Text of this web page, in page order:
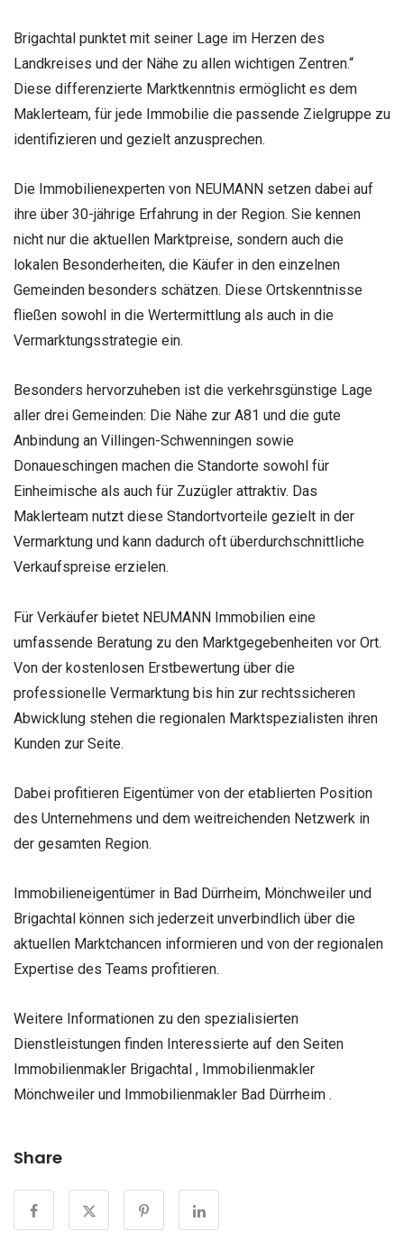
Brigachtal punktet mit seiner Lage im Herzen des
Landkreises und der Nähe zu allen wichtigen Zentren.“
Diese differenzierte Marktkenntnis ermöglicht es dem
Maklerteam, für jede Immobilie die passende Zielgruppe zu
identifizieren und gezielt anzusprechen.
Die Immobilienexperten von NEUMANN setzen dabei auf
ihre über 30-jährige Erfahrung in der Region. Sie kennen
nicht nur die aktuellen Marktpreise, sondern auch die
lokalen Besonderheiten, die Käufer in den einzelnen
Gemeinden besonders schätzen. Diese Ortskenntnisse
fließen sowohl in die Wertermittlung als auch in die
Vermarktungsstrategie ein.
Besonders hervorzuheben ist die verkehrsgünstige Lage
aller drei Gemeinden: Die Nähe zur A81 und die gute
Anbindung an Villingen-Schwenningen sowie
Donaueschingen machen die Standorte sowohl für
Einheimische als auch für Zuzügler attraktiv. Das
Maklerteam nutzt diese Standortvorteile gezielt in der
Vermarktung und kann dadurch oft überdurchschnittliche
Verkaufspreise erzielen.
Für Verkäufer bietet NEUMANN Immobilien eine
umfassende Beratung zu den Marktgegebenheiten vor Ort.
Von der kostenlosen Erstbewertung über die
professionelle Vermarktung bis hin zur rechtssicheren
Abwicklung stehen die regionalen Marktspezialisten ihren
Kunden zur Seite.
Dabei profitieren Eigentümer von der etablierten Position
des Unternehmens und dem weitreichenden Netzwerk in
der gesamten Region.
Immobilieneigentümer in Bad Dürrheim, Mönchweiler und
Brigachtal können sich jederzeit unverbindlich über die
aktuellen Marktchancen informieren und von der regionalen
Expertise des Teams profitieren.
Weitere Informationen zu den spezialisierten
Dienstleistungen finden Interessierte auf den Seiten
Immobilienmakler Brigachtal , Immobilienmakler
Mönchweiler und Immobilienmakler Bad Dürrheim .
Share